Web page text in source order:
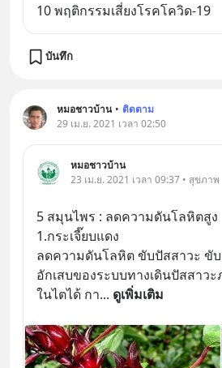
10 พฤติกรรมเสี่ยงโรคโควิด-19
บันทึก
หมอชาวบ้าน • ติดตาม
29 เม.ย. 2021 เวลา 02:50
หมอชาวบ้าน
23 เม.ย. 2021 เวลา 09:37 • สุขภาพ
5 สมุนไพร : ลดความดันโลหิตสูง
1.กระเจี๊ยบแดง
ลดความดันโลหิต ขับปัสสาวะ ขั
อักเสบของระบบทางเดินปัสสาว
ในไตได้ กา... ดูเพิ่มเติม